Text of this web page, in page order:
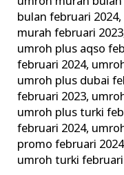
bulan februari 2024,
murah februari 2023
umroh plus aqso
februari 2024,
umroh plus dubai
februari 2023,
umroh plus turki
februari 2024,
promo februari 2024
umroh turki